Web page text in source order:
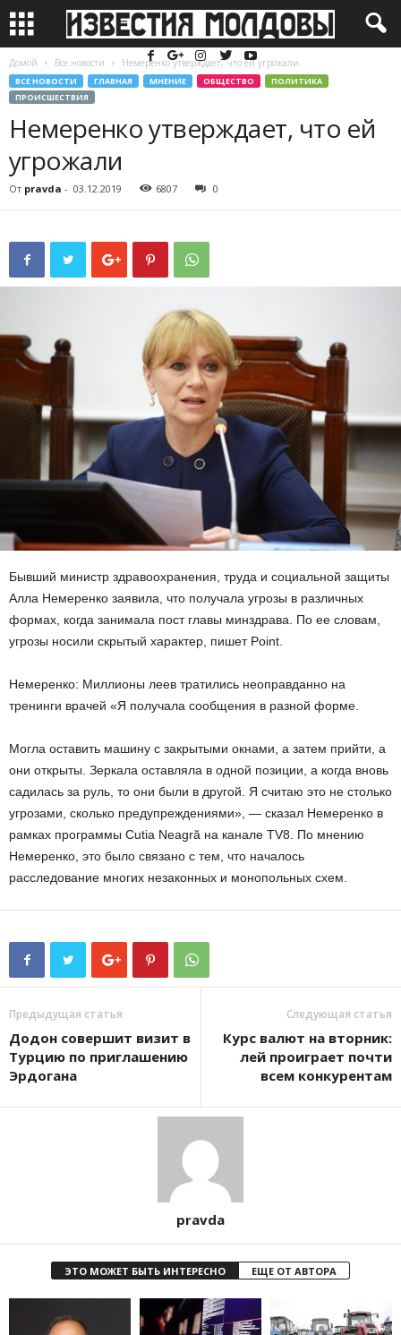
Домой Все новости Немеренко утверждает, что ей угрожали
ВСЕ НОВОСТИ ГЛАВНАЯ МНЕНИЕ ОБЩЕСТВО
ПОЛИТИКА
ПРОИСШЕСТВИЯ
Немеренко утверждает, что ей
угрожали
От pravda - 03.12.2019 6807 0
Бывший министр здравоохранения, труда и социальной защиты
Алла Немеренко заявила, что получала угрозы в различных
формах, когда занимала пост главы минздрава. По ее словам,
угрозы носили скрытый характер, пишет Point.
Немеренко: Миллионы леев тратились неоправданно на
тренинги врачей «Я получала сообщения в разной форме.
Могла оставить машину с закрытыми окнами, а затем прийти, а
они открыты. Зеркала оставляла в одной позиции, а когда вновь
садилась за руль, то они были в другой. Я считаю это не столько
угрозами, сколько предупреждениями», — сказал Немеренко в
рамках программы Cutia Neagră на канале TV8. По мнению
Немеренко, это было связано с тем, что началось
расследование многих незаконных и монопольных схем.
Предыдущая статья
Додон совершит визит в
Турцию по приглашению
Эрдогана
Следующая статья
Курс валют на вторник:
лей проиграет почти
всем конкурентам
pravda
ЭТО МОЖЕТ БЫТЬ ИНТЕРЕСНО ЕЩЕ ОТ АВТОРА